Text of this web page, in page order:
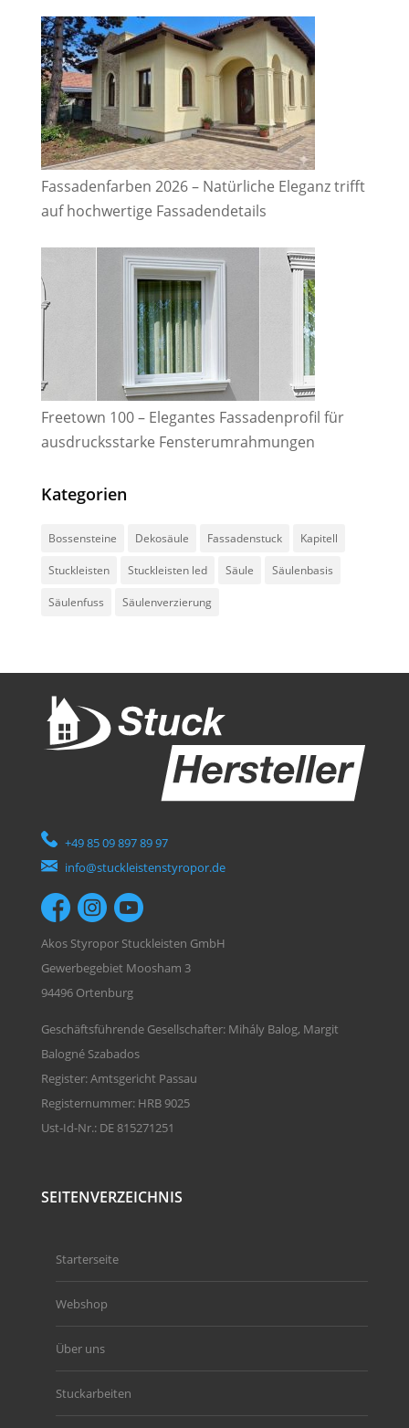
Fassadenfarben 2026 – Natürliche Eleganz trifft
auf hochwertige Fassadendetails
Freetown 100 – Elegantes Fassadenprofil für
ausdrucksstarke Fensterumrahmungen
Kategorien
Bossensteine Dekosäule Fassadenstuck Kapitell
Stuckleisten Stuckleisten led Säule Säulenbasis
Säulenfuss Säulenverzierung
+49 85 09 897 89 97
info@stuckleistenstyropor.de
Akos Styropor Stuckleisten GmbH
Gewerbegebiet Moosham 3
94496 Ortenburg
Geschäftsführende Gesellschafter: Mihály Balog, Margit
Balogné Szabados
Register: Amtsgericht Passau
Registernummer: HRB 9025
Ust-Id-Nr.: DE 815271251
SEITENVERZEICHNIS
Starterseite
Webshop
Über uns
Stuckarbeiten